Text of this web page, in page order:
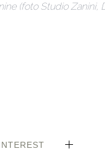
(foto Studio Zanini,